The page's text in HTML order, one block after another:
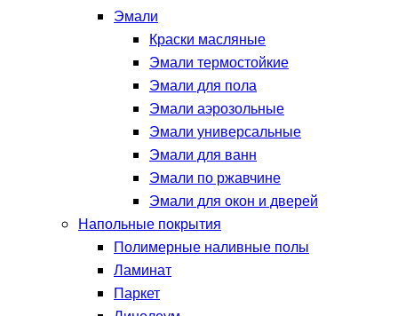
Эмали
Краски масляные
Эмали термостойкие
Эмали для пола
Эмали аэрозольные
Эмали универсальные
Эмали для ванн
Эмали по ржавчине
Эмали для окон и дверей
Напольные покрытия
Полимерные наливные полы
Ламинат
Паркет